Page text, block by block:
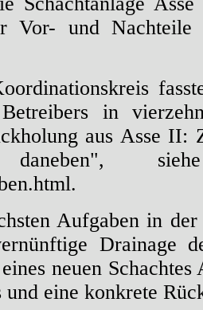
Vor- und Nachteile
in
aus Asse II:
siehe
Aufgaben in der
Drainage
neuen
eine konkrete